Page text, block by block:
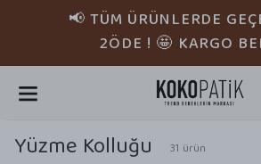
📢 TÜM ÜRÜNLERDE
2ÖDE ! 🤩 KARGO
Yüzme Kolluğu 31 ürün